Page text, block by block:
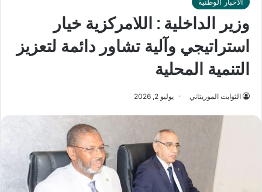
وزير الداخلية : اللامركزية خيار
استراتيجي وآلية تشاور دائمة لتعزيز
التنمية المحلية
الثوابت الموريتاني يوليو 2, 2026